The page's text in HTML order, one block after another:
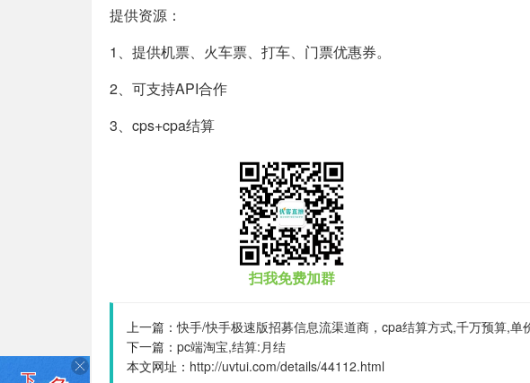
提供资源：
1、提供机票、火车票、打车、门票优惠券。
2、可支持API合作
3、cps+cpa结算
扫我免费加群
上一篇：快手/快手极速版招募信息流渠道商，cpa结算方式,千万预算,单价:20元,
下一篇： pc端淘宝,结算:月结
本文网址： http://uvtui.com/details/44112.html